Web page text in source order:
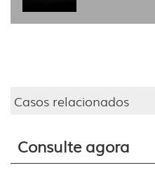
Casos relacionados
Consulte agora